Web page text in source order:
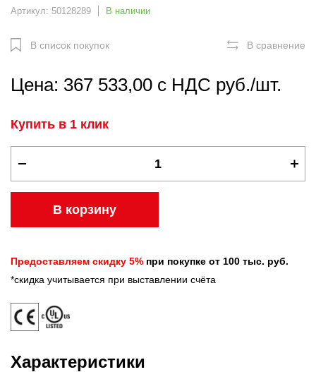
Артикул: 50128289 В наличии
В список покупок В сравнение
Цена: 367 533,00 с НДС руб./шт.
Купить в 1 клик
В корзину
Предоставляем скидку 5% при покупке от 100 тыс. руб.
*скидка учитывается при выставлении счёта
Характеристики